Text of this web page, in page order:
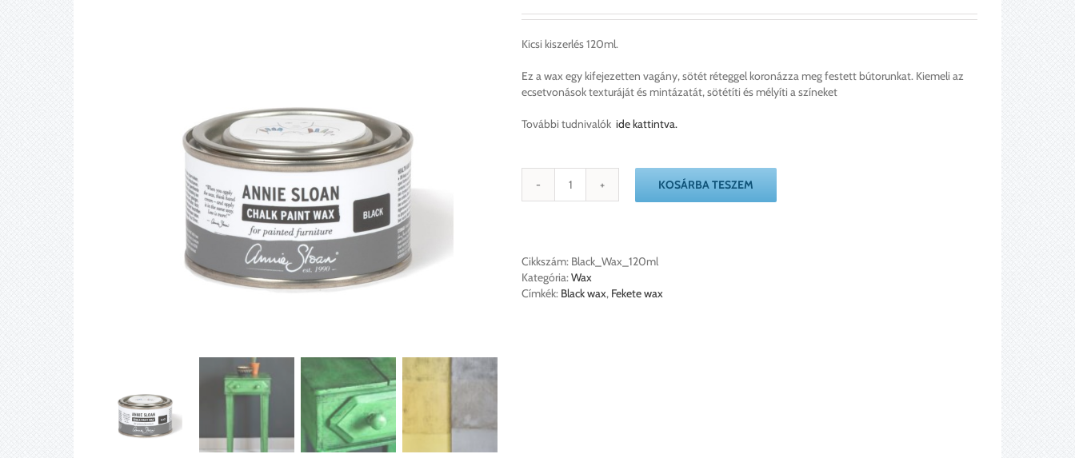
Kicsi kiszerlés 120ml.
Ez a wax egy kifejezetten vagány, sötét réteggel koronázza meg festett bútorunkat. Kiemeli az
ecsetvonások texturáját és mintázatát, sötétíti és mélyíti a színeket
További tudnivalók ide kattintva.
Annie
fekete
viasz
120ml
mennyiség
KOSÁRBA TESZEM
Cikkszám: Black_Wax_120ml
Kategória:Wax
Címkék: Black wax, Fekete wax